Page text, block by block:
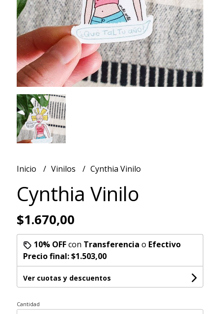
Inicio Vinilos Cynthia Vinilo
Cynthia Vinilo
$1.670,00
10% OFFcon Transferencia o Efectivo
Precio final:$1.503,00
Ver cuotas y descuentos
Cantidad